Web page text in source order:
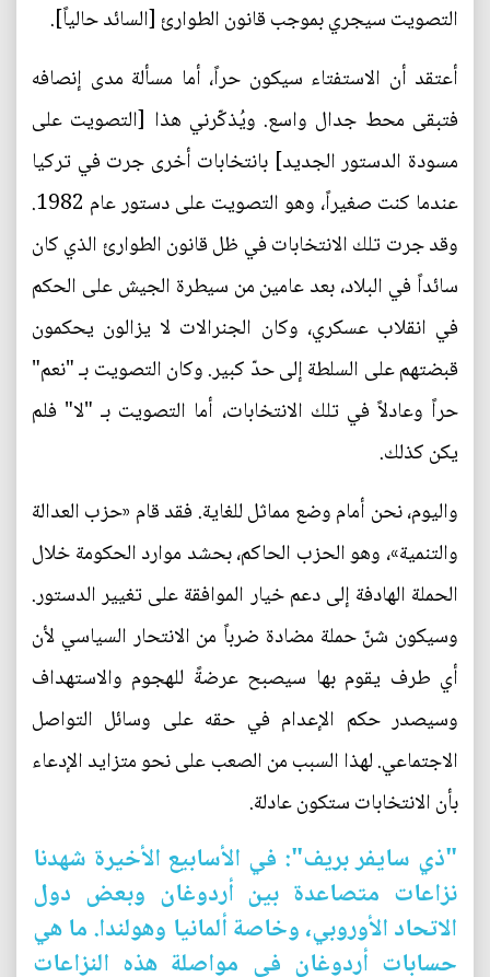
التصويت سيجري بموجب قانون الطوارئ [السائد حالياً].
أعتقد أن الاستفتاء سيكون حراً، أما مسألة مدى إنصافه
فتبقى محط جدال واسع. ويُذكّرني هذا [التصويت على
مسودة الدستور الجديد] بانتخابات أخرى جرت في تركيا
عندما كنت صغيراً، وهو التصويت على دستور عام 1982.
وقد جرت تلك الانتخابات في ظل قانون الطوارئ الذي كان
سائداً في البلاد، بعد عامين من سيطرة الجيش على الحكم
في انقلاب عسكري، وكان الجنرالات لا يزالون يحكمون
قبضتهم على السلطة إلى حدّ كبير. وكان التصويت بـ "نعم"
حراً وعادلاً في تلك الانتخابات، أما التصويت بـ "لا" فلم
يكن كذلك.
واليوم، نحن أمام وضع مماثل للغاية. فقد قام «حزب العدالة
والتنمية»، وهو الحزب الحاكم، بحشد موارد الحكومة خلال
الحملة الهادفة إلى دعم خيار الموافقة على تغيير الدستور.
وسيكون شنّ حملة مضادة ضرباً من الانتحار السياسي لأن
أي طرف يقوم بها سيصبح عرضةً للهجوم والاستهداف
وسيصدر حكم الإعدام في حقه على وسائل التواصل
الاجتماعي. لهذا السبب من الصعب على نحو متزايد الإدعاء
بأن الانتخابات ستكون عادلة.
"ذي سايفر بريف": في الأسابيع الأخيرة شهدنا
نزاعات متصاعدة بين أردوغان وبعض دول
الاتحاد الأوروبي، وخاصة ألمانيا وهولندا. ما هي
حسابات أردوغان في مواصلة هذه النزاعات